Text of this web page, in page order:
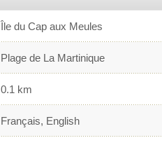
Île du Cap aux Meules
Plage de La Martinique
0.1 km
Français, English